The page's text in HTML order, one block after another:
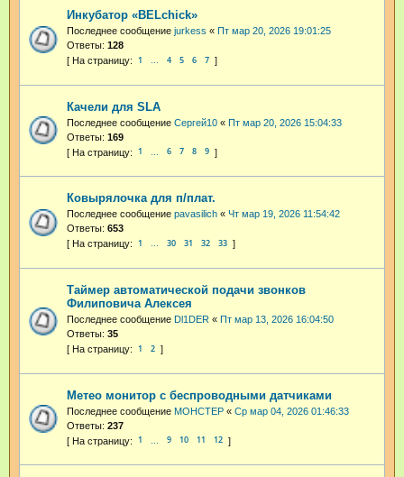
Инкубатор «BELchick»
Последнее сообщение jurkess « Пт мар 20, 2026 19:01:25
Ответы: 128
1 … 4 5 6 7
Качели для SLA
Последнее сообщение Cepгeй10 « Пт мар 20, 2026 15:04:33
Ответы: 169
1 6 7 8 9
Ковырялочка для п/плат.
Последнее сообщение pavasilich « Чт мар 19, 2026 11:54:42
Ответы: 653
1 … 30 31 32 33
Таймер автоматической подачи звонков
Филиповича Алексея
Последнее сообщение Dl1DER « Пт мар 13, 2026 16:04:50
Ответы: 35
1 2
Метео монитор с беспроводными датчиками
Последнее сообщение MOHCTEP « Ср мар 04, 2026 01:46:33
Ответы: 237
1 9 10 11 12